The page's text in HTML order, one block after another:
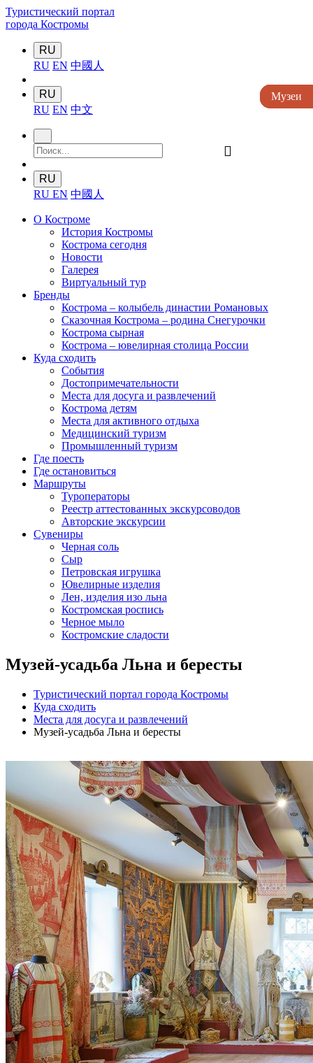
Туристический портал
города Костромы
RU
RU EN 中國人
RU
RU EN 中文
󰍉
RU
RU EN 中國人
О Костроме
История Костромы
Кострома сегодня
Новости
Галерея
Виртуальный тур
Бренды
Кострома – колыбель династии Романовых
Сказочная Кострома – родина Снегурочки
Кострома сырная
Кострома – ювелирная столица России
Куда сходить
События
Достопримечательности
Места для досуга и развлечений
Кострома детям
Места для активного отдыха
Медицинский туризм
Промышленный туризм
Где поесть
Где остановиться
Маршруты
Туроператоры
Реестр аттестованных экскурсоводов
Авторские экскурсии
Сувениры
Черная соль
Сыр
Петровская игрушка
Ювелирные изделия
Лен, изделия изо льна
Костромская роспись
Черное мыло
Костромские сладости
Музей-усадьба Льна и бересты
Туристический портал города Костромы
Куда сходить
Места для досуга и развлечений
Музей-усадьба Льна и бересты
Музеи
Музеи
Музеи
Музеи
Музеи